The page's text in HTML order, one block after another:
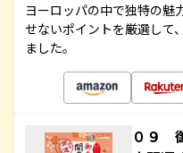
ヨーロッパの中で独特の魅
せないポイントを厳選して
ました。
０９